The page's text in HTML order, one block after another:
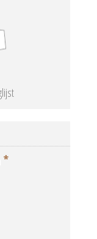
*